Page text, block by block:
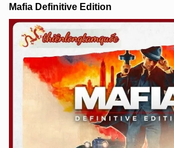
Mafia Definitive Edition